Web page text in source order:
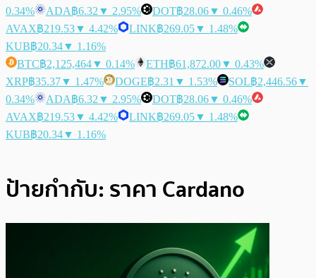
0.34%
ADA฿6.32 ▼ 2.95% DOT฿28.06▼ 0.46%
AVAX฿219.53▼ 4.42% LINK฿269.05▼ 1.48%
KUB฿20.34▼ 1.16%
BTC฿2,125,464▼ 0.14% ETH฿61,872.00▼ 0.43%
XRP฿35.37▼ 1.47% DOGE฿2.31 ▼ 1.53% SOL฿2,446.56▼
0.34%
ADA฿6.32 ▼ 2.95% DOT฿28.06▼ 0.46%
AVAX฿219.53▼ 4.42% LINK฿269.05▼ 1.48%
KUB฿20.34▼ 1.16%
ป้ายกำกับ: ราคา Cardano